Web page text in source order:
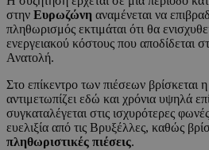
στην Ευρωζώνη αναμένεται να
πληθωρισμός εκτιμάται ότι θα
ενεργειακού κόστους που αποδίδεται
Ανατολή.
Στο επίκεντρο των πιέσεων βρίσκεται
αντιμετωπίζει εδώ και χρόνια υψηλά
συγκαταλέγεται στις ισχυρότερες
ευελιξία από τις Βρυξέλλες, καθώς
πληθωριστικές πιέσεις.